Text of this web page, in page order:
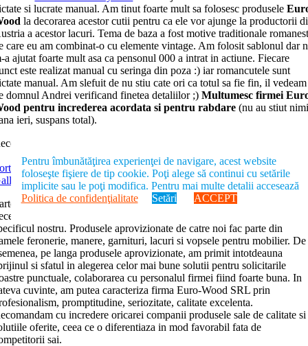
si lucrate manual. Am tinut foarte mult sa folosesc produsele
la decorarea acestor cutii pentru ca ele vor ajunge la productorii
a acestor lacuri. Tema de baza a fost motive traditionale
care eu am combinat-o cu elemente vintage. Am folosit sablonul dar
a ajutat foarte mult asa ca pensonul 000 a intrat in actiune. Fiecare
este realizat manual cu seringa din poza :) iar romancutele sunt
manual. Am slefuit de nu stiu cate ori ca totul sa fie fin, il vedeam
domnul Andrei verificand finetea detaliilor ;)Multumesc firmei
pentru increderea acordata si pentru rabdare (nu au stiut
ieri, suspans total).
by Ana
e Scale SRL
întrePorte e Scaleşi Euro-Wood SRL a inceput ca urmare
colaborarii cu un furnizor de produse calitative, pliat pe
nostru. Produsele aprovizionate de catre noi fac parte din
feronerie, manere, garnituri, lacuri si vopsele pentru mobilier. De
pe langa produsele aprovizionate, am primit intotdeauna
si sfatul in alegerea celor mai bune solutii pentru solicitarile
punctuale, colaborarea cu personalul firmei fiind foarte buna. In
cuvinte, am putea caracteriza firma Euro-Wood SRL prin
promptitudine, seriozitate, calitate excelenta.
cu incredere oricarei companii produsele sale de calitate si
oferite, ceea ce o diferentiaza in mod favorabil fata de
sai.
Pentru îmbunătăţirea experienţei de navigare, acest website
foloseşte fişiere de tip cookie. Poţi alege să continui cu setările
implicite sau le poţi modifica. Pentru mai multe detalii accesează
Politica de confidenţialitate
Setări ACCEPT